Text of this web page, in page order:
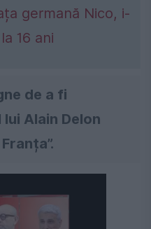
germană Nico, i-
16 ani
de a fi
Alain Delon